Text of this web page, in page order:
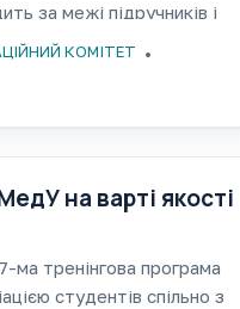
за межі підручників і
КОМІТЕТ
на варті якості
ма тренінгова програма
студентів спільно з